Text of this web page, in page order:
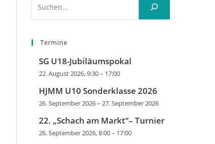
Termine
SG U18-Jubiläumspokal
22. August 2026, 9:30– 17:00
HJMM U10 Sonderklasse 2026
26. September 2026– 27. September 2026
22. „Schach am Markt“– Turnier
26. September 2026, 8:00– 17:00